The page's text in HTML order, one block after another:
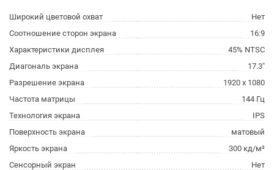
Широкий цветовой охват
Нет
Соотношение сторон экрана
16:9
Характеристики дисплея
45% NTSC
Диагональ экрана
17.3"
Разрешение экрана
1920 x 1080
Частота матрицы
144 Гц
Технология экрана
IPS
Поверхность экрана
матовый
Яркость экрана
300 кд/м²
Сенсорный экран
Нет